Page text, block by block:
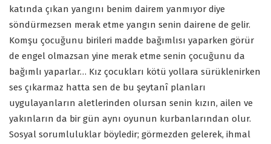
katında çıkan yangını benim dairem yanmıyor diye
söndürmezsen merak etme yangın senin dairene de gelir.
Komşu çocuğunu birileri madde bağımlısı yaparken görür
de engel olmazsan yine merak etme senin çocuğunu da
bağımlı yaparlar… Kız çocukları kötü yollara sürüklenirken
ses çıkarmaz hatta sen de bu şeytanî planları
uygulayanların aletlerinden olursan senin kızın, ailen ve
yakınların da bir gün aynı oyunun kurbanlarından olur.
Sosyal sorumluluklar böyledir; görmezden gelerek, ihmal